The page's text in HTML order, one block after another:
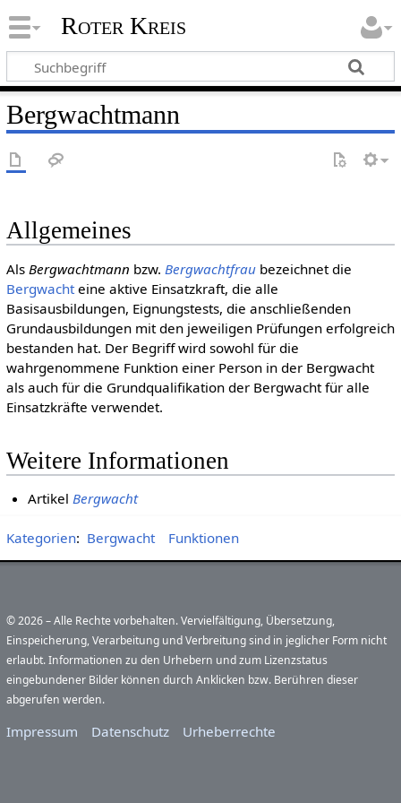
Roter Kreis
Bergwachtmann
Allgemeines
Als Bergwachtmann bzw. Bergwachtfraubezeichnet die
Bergwachteine aktive Einsatzkraft, die alle
Basisausbildungen, Eignungstests, die anschließenden
Grundausbildungen mit den jeweiligen Prüfungen erfolgreich
bestanden hat. Der Begriff wird sowohl für die
wahrgenommene Funktion einer Person in der Bergwacht
als auch für die Grundqualifikation der Bergwacht für alle
Einsatzkräfte verwendet.
Weitere Informationen
ArtikelBergwacht
Kategorien: Bergwacht Funktionen
© 2026 – Alle Rechte vorbehalten. Vervielfältigung, Übersetzung,
Einspeicherung, Verarbeitung und Verbreitung sind in jeglicher Form nicht
erlaubt. Informationen zu den Urhebern und zum Lizenzstatus
eingebundener Bilder können durch Anklicken bzw. Berühren dieser
abgerufen werden.
Impressum Datenschutz Urheberrechte